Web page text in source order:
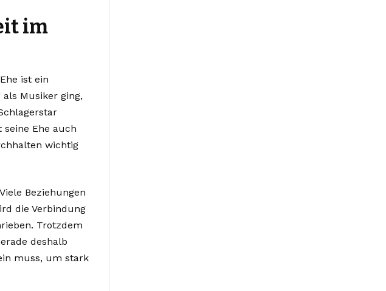
im
ist ein
als Musiker ging,
Ehe auch
wichtig
Beziehungen
die Verbindung
Trotzdem
deshalb
muss, um stark